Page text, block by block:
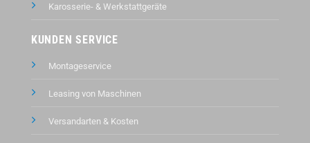
Karosserie- & Werkstattgeräte
KUNDEN SERVICE
Montageservice
Leasing von Maschinen
Versandarten & Kosten